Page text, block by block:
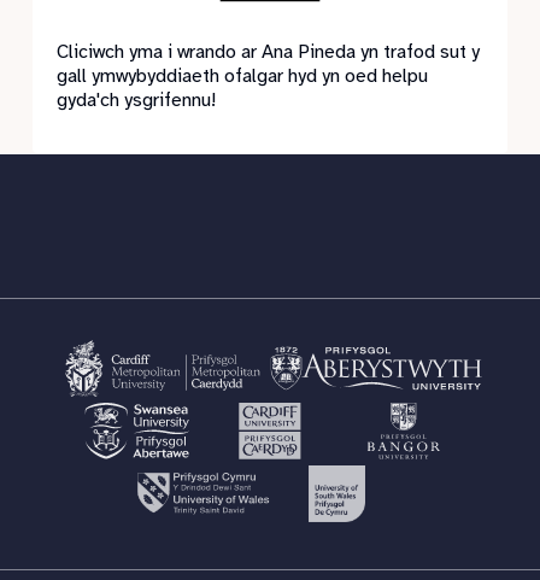
Cliciwch yma i wrando ar Ana Pineda yn trafod sut y
gall ymwybyddiaeth ofalgar hyd yn oed helpu
gyda'ch ysgrifennu!